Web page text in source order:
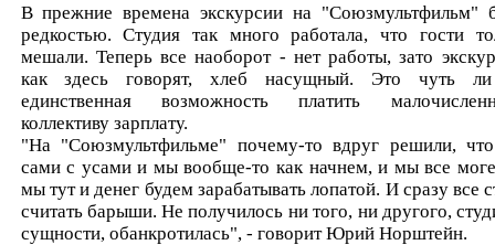
В прежние времена экскурсии на "Союзмультфильм"
редкостью. Студия так много работала, что гости
мешали. Теперь все наоборот - нет работы, зато
как здесь говорят, хлеб насущный. Это чуть
единственная возможность платить
коллективу зарплату.
"На "Союзмультфильме" почему-то вдруг решили,
сами с усами и мы вообще-то как начнем, и мы все
мы тут и денег будем зарабатывать лопатой. И сразу все
считать барыши. Не получилось ни того, ни другого,
сущности, обанкротилась", - говорит Юрий Норштейн.